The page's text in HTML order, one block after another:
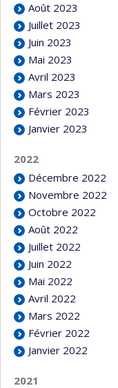
Août 2023
Juillet 2023
Juin 2023
Mai 2023
Avril 2023
Mars 2023
Février 2023
Janvier 2023
2022
Décembre 2022
Novembre 2022
Octobre 2022
Août 2022
Juillet 2022
Juin 2022
Mai 2022
Avril 2022
Mars 2022
Février 2022
Janvier 2022
2021